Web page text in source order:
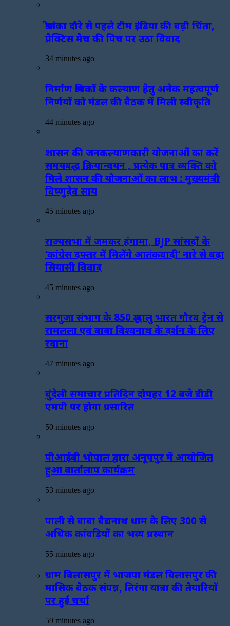
श्रीलंका दौरे से पहले टीम इंडिया की बढ़ी चिंता,
प्रैक्टिस मैच की पिच पर उठा विवाद
34 minutes ago
निर्माण श्रमिकों के कल्याण हेतु अनेक महत्वपूर्ण
निर्णयों को मंडल की बैठक में मिली स्वीकृति
44 minutes ago
शासन की जनकल्याणकारी योजनाओं का करें
समयबद्ध क्रियान्वयन , प्रत्येक पात्र व्यक्ति को
मिले शासन की योजनाओं का लाभ : मुख्यमंत्री
विष्णुदेव साय
45 minutes ago
राज्यसभा में जमकर हंगामा, BJP सांसदों के
‘कांग्रेस दफ्तर में मिलेंगे आतंकवादी’ नारे से बढ़ा
सियासी विवाद
45 minutes ago
सरगुजा संभाग के 850 श्रद्धालु भारत गौरव ट्रेन से
रामलला एवं बाबा विश्वनाथ के दर्शन के लिए
रवाना
47 minutes ago
बुंदेली समाचार प्रतिदिन दोपहर 12 बजे डीडी
एमपी पर होगा प्रसारित
50 minutes ago
पीआईबी भोपाल द्वारा अनूपपुर में आयोजित
हुआ वार्तालाप कार्यक्रम
53 minutes ago
पाली से बाबा बैद्यनाथ धाम के लिए 300 से
अधिक कांवड़ियों का भव्य प्रस्थान
55 minutes ago
ग्राम बिलासपुर में भाजपा मंडल बिलासपुर की
मासिक बैठक संपन्न, तिरंगा यात्रा की तैयारियों
पर हुई चर्चा
59 minutes ago